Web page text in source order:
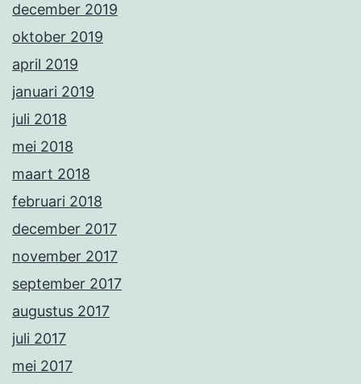
december 2019
oktober 2019
april 2019
januari 2019
juli 2018
mei 2018
maart 2018
februari 2018
december 2017
november 2017
september 2017
augustus 2017
juli 2017
mei 2017